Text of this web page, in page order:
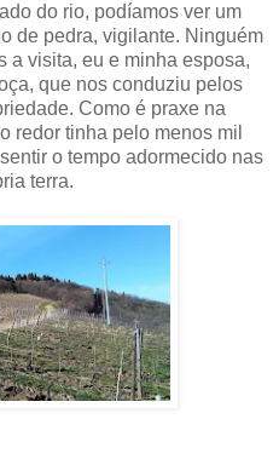
do rio, podíamos ver um
de pedra, vigilante. Ninguém
a visita, eu e minha esposa,
que nos conduziu pelos
Como é praxe na
redor tinha pelo menos mil
o tempo adormecido nas
terra.